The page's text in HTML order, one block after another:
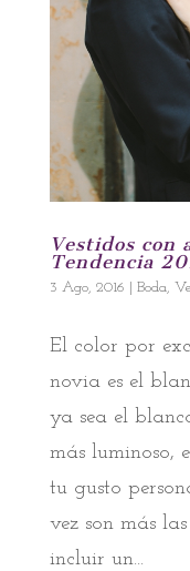
Vestidos con
Tendencia
3 Ago, 2016 Boda,
El color por
novia es el
ya sea el
más luminoso,
tu gusto
vez son más
incluir un...